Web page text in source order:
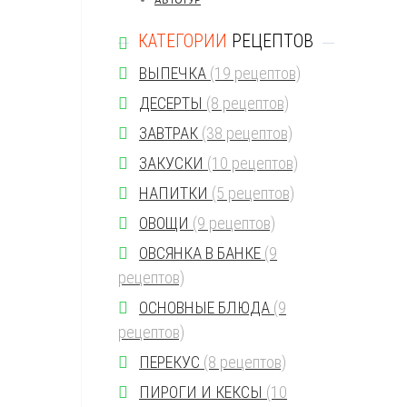
КАТЕГОРИИ РЕЦЕПТОВ
БЛИНЫ(5 рецептов)
ВЫПЕЧКА (19 рецептов)
ДЕСЕРТЫ (8 рецептов)
ЗАВТРАК (38 рецептов)
ЗАКУСКИ (10 рецептов)
НАПИТКИ (5 рецептов)
ОВОЩИ (9 рецептов)
ОВСЯНКА В БАНКЕ (9
рецептов)
ОСНОВНЫЕ БЛЮДА (9
рецептов)
ПЕРЕКУС (8 рецептов)
ПИРОГИ И КЕКСЫ (10